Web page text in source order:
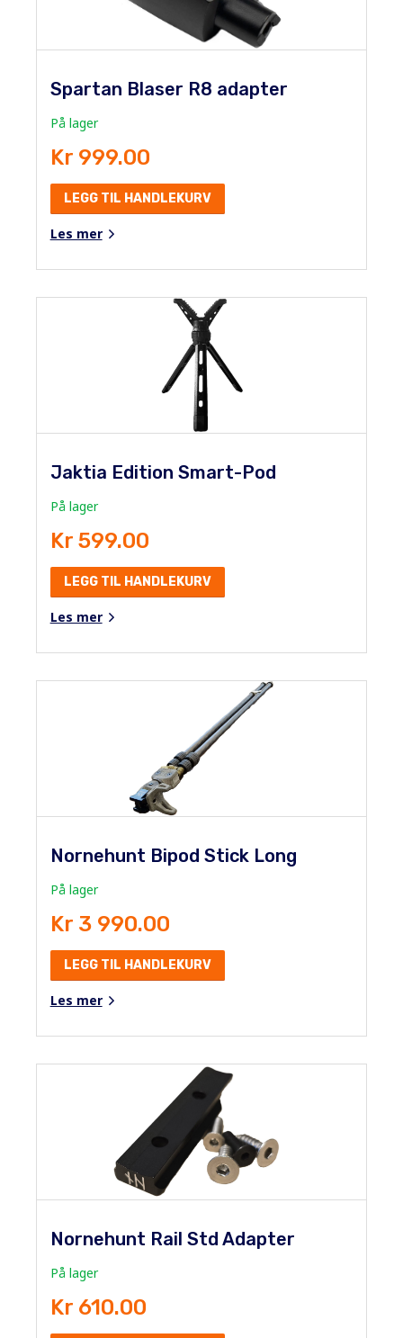
Spartan Blaser R8 adapter
På lager
Kr 999.00
LEGG TIL HANDLEKURV
Les mer
Jaktia Edition Smart-Pod
På lager
Kr 599.00
LEGG TIL HANDLEKURV
Les mer
Nornehunt Bipod Stick Long
På lager
Kr 3 990.00
LEGG TIL HANDLEKURV
Les mer
Nornehunt Rail Std Adapter
På lager
Kr 610.00